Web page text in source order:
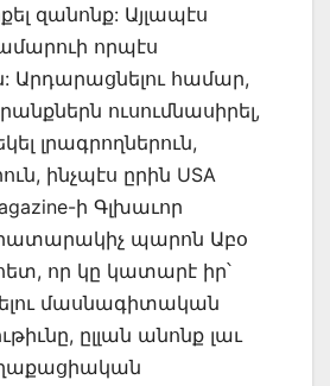
զանոնք: Այլապէս
որպէս
Արդարացնելու համար,
ուսումնասիրել,
լրագրողներուն,
ինչպէս ըրին USA
ի Գլխաւոր
պարոն Աբօ
որ կը կատարէ իր՝
մասնագիտական
ըլլան անոնք լաւ